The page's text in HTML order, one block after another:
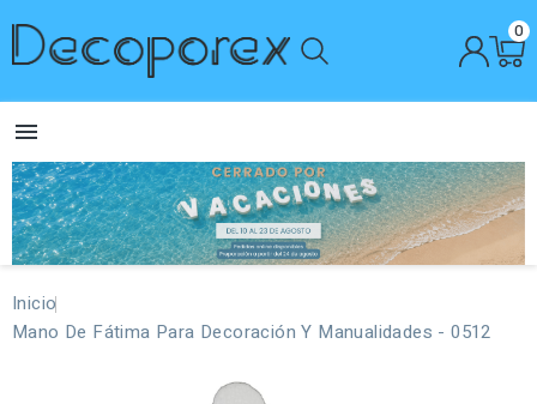
0

Inicio
Mano De Fátima Para Decoración Y Manualidades - 0512